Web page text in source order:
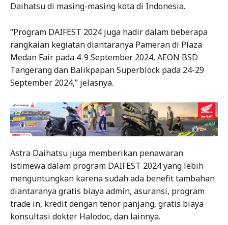
Daihatsu di masing-masing kota di Indonesia.
“Program DAIFEST 2024 juga hadir dalam beberapa
rangkaian kegiatan diantaranya Pameran di Plaza
Medan Fair pada 4-9 September 2024, AEON BSD
Tangerang dan Balikpapan Superblock pada 24-29
September 2024,” jelasnya.
Astra Daihatsu juga memberikan penawaran
istimewa dalam program DAIFEST 2024 yang lebih
menguntungkan karena sudah ada benefit tambahan
diantaranya gratis biaya admin, asuransi, program
trade in, kredit dengan tenor panjang, gratis biaya
konsultasi dokter Halodoc, dan lainnya.